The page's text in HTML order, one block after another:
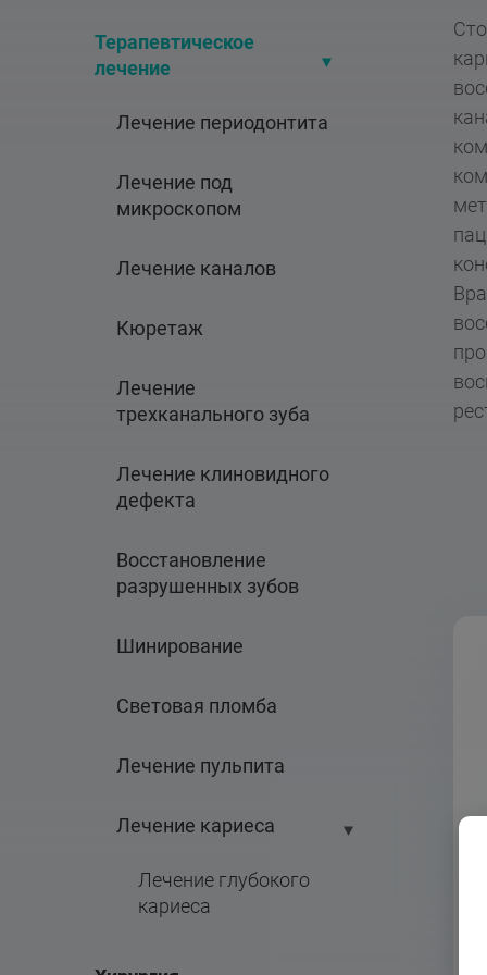
Терапевтическое
лечение
Лечение периодонтита
Лечение под
микроскопом
Лечение каналов
Кюретаж
Лечение
трехканального зуба
Лечение клиновидного
дефекта
Восстановление
разрушенных зубов
Шинирование
Световая пломба
Лечение пульпита
Лечение кариеса
Лечение глубокого
кариеса